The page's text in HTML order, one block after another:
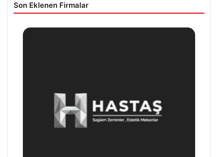
Son Eklenen Firmalar